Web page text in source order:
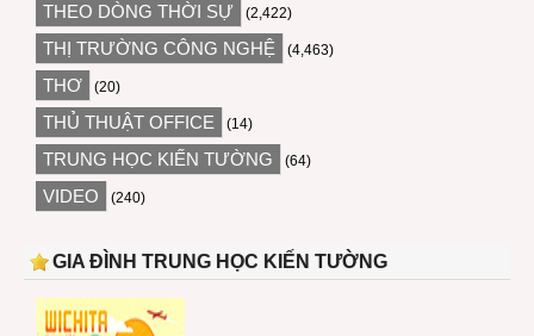
THEO DÒNG THỜI SỰ (2,422)
THỊ TRƯỜNG CÔNG NGHỆ (4,463)
THƠ (20)
THỦ THUẬT OFFICE (14)
TRUNG HỌC KIẾN TƯỜNG (64)
VIDEO (240)
GIA ĐÌNH TRUNG HỌC KIẾN TƯỜNG